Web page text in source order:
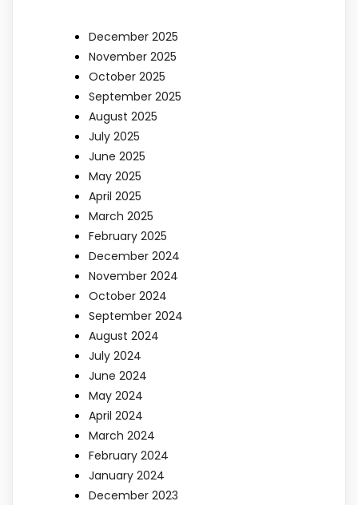
December 2025
November 2025
October 2025
September 2025
August 2025
July 2025
June 2025
May 2025
April 2025
March 2025
February 2025
December 2024
November 2024
October 2024
September 2024
August 2024
July 2024
June 2024
May 2024
April 2024
March 2024
February 2024
January 2024
December 2023